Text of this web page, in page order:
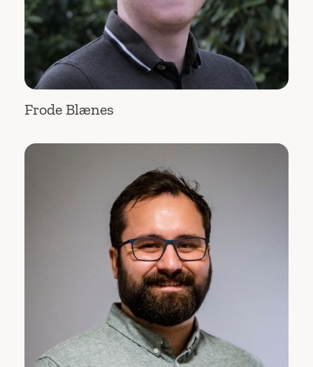
Frode Blænes